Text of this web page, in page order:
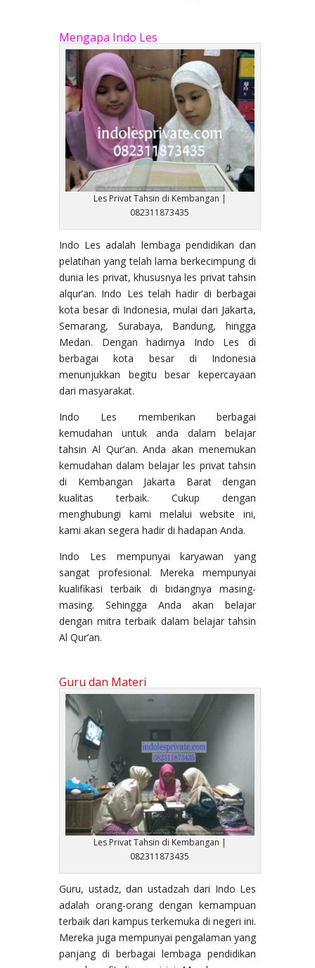
Mengapa Indo Les
Les Privat Tahsin di Kembangan |
082311873435
Indo Les adalah lembaga pendidikan dan
pelatihan yang telah lama berkecimpung di
dunia les privat, khususnya les privat tahsin
alqur’an. Indo Les telah hadir di berbagai
kota besar di Indonesia, mulai dari Jakarta,
Semarang, Surabaya, Bandung, hingga
Medan. Dengan hadirnya Indo Les di
berbagai kota besar di Indonesia
menunjukkan begitu besar kepercayaan
dari masyarakat.
Indo Les memberikan berbagai
kemudahan untuk anda dalam belajar
tahsin Al Qur’an. Anda akan menemukan
kemudahan dalam belajar les privat tahsin
di Kembangan Jakarta Barat dengan
kualitas terbaik. Cukup dengan
menghubungi kami melalui website ini,
kami akan segera hadir di hadapan Anda.
Indo Les mempunyai karyawan yang
sangat profesional. Mereka mempunyai
kualifikasi terbaik di bidangnya masing-
masing. Sehingga Anda akan belajar
dengan mitra terbaik dalam belajar tahsin
Al Qur’an.
Guru dan Materi
Les Privat Tahsin di Kembangan |
082311873435
Guru, ustadz, dan ustadzah dari Indo Les
adalah orang-orang dengan kemampuan
terbaik dari kampus terkemuka di negeri ini.
Mereka juga mempunyai pengalaman yang
panjang di berbagai lembaga pendidikan